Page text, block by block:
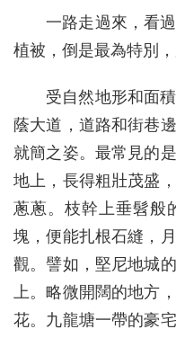
一路走過來，看
植被，倒是最為特別，
受自然地形和面
蔭大道，道路和街巷
就簡之姿。最常見的
地上，長得粗壯茂盛
蔥蔥。枝幹上垂髫般
塊，便能扎根石縫，
觀。譬如，堅尼地城
上。略微開闊的地方
花。九龍塘一帶的豪